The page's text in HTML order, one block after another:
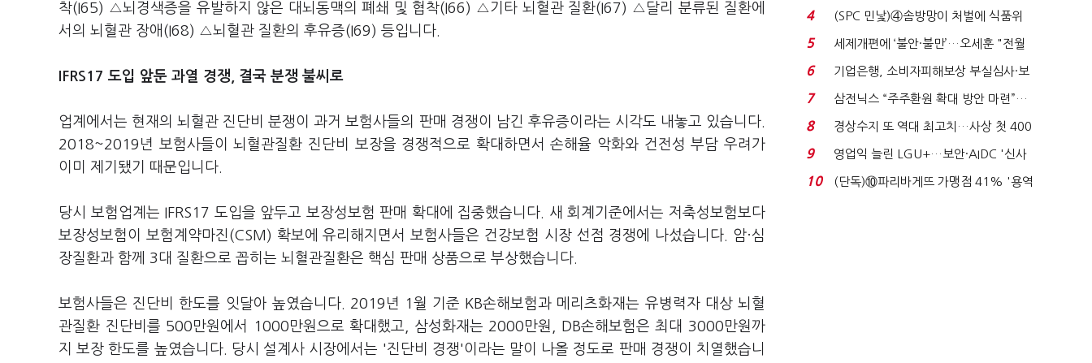
착(I65) △뇌경색증을 유발하지 않은 대뇌동맥의 폐쇄 및 협착(I66) △기타 뇌혈관 질환(I67) △달리 분류된 질환에
서의 뇌혈관 장애(I68) △뇌혈관 질환의 후유증(I69) 등입니다.
IFRS17 도입 앞둔 과열 경쟁, 결국 분쟁 불씨로
업계에서는 현재의 뇌혈관 진단비 분쟁이 과거 보험사들의 판매 경쟁이 남긴 후유증이라는 시각도 내놓고 있습니다.
2018~2019년 보험사들이 뇌혈관질환 진단비 보장을 경쟁적으로 확대하면서 손해율 악화와 건전성 부담 우려가
이미 제기됐기 때문입니다.
당시 보험업계는 IFRS17 도입을 앞두고 보장성보험 판매 확대에 집중했습니다. 새 회계기준에서는 저축성보험보다
보장성보험이 보험계약마진(CSM) 확보에 유리해지면서 보험사들은 건강보험 시장 선점 경쟁에 나섰습니다. 암·심
장질환과 함께 3대 질환으로 꼽히는 뇌혈관질환은 핵심 판매 상품으로 부상했습니다.
보험사들은 진단비 한도를 잇달아 높였습니다. 2019년 1월 기준 KB손해보험과 메리츠화재는 유병력자 대상 뇌혈
관질환 진단비를 500만원에서 1000만원으로 확대했고, 삼성화재는 2000만원, DB손해보험은 최대 3000만원까
지 보장 한도를 높였습니다. 당시 설계사 시장에서는 '진단비 경쟁'이라는 말이 나올 정도로 판매 경쟁이 치열했습니
'초접전'…대통령 ...
4
(SPC 민낯)④솜방망이 처벌에 식품위
생법 위반 반복...
5
세제개편에 ‘불안·불만’…오세훈 "전월
세 구하기 더 ...
6
기업은행, 소비자피해보상 부실심사·보
이스피싱 공시 ...
7
삼전닉스 “주주환원 확대 방안 마련”…
로이터에 성명...
8
경상수지 또 역대 최고치…사상 첫 400
억달러에 '3% 성...
9
영업익 늘린 LGU+…보안·AIDC '신사
업 드라이브'...
10
(단독)⑩파리바게뜨 가맹점 41% '용역